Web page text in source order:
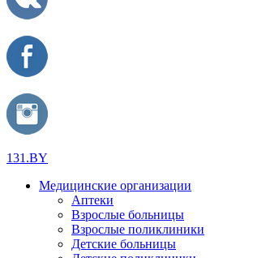
131.BY
Медицинские организации
Аптеки
Взрослые больницы
Взрослые поликлиники
Детские больницы